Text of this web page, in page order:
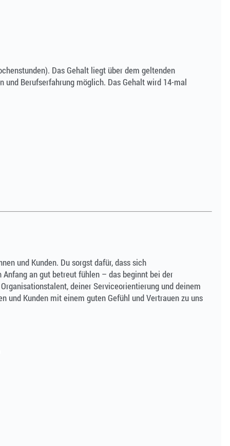
Das Gehalt liegt über dem geltenden
Berufserfahrung möglich. Das Gehalt wird 14-mal
und Kunden. Du sorgst dafür, dass sich
an gut betreut fühlen – das beginnt bei der
deiner Serviceorientierung und deinem
und Kunden mit einem guten Gefühl und Vertrauen zu uns